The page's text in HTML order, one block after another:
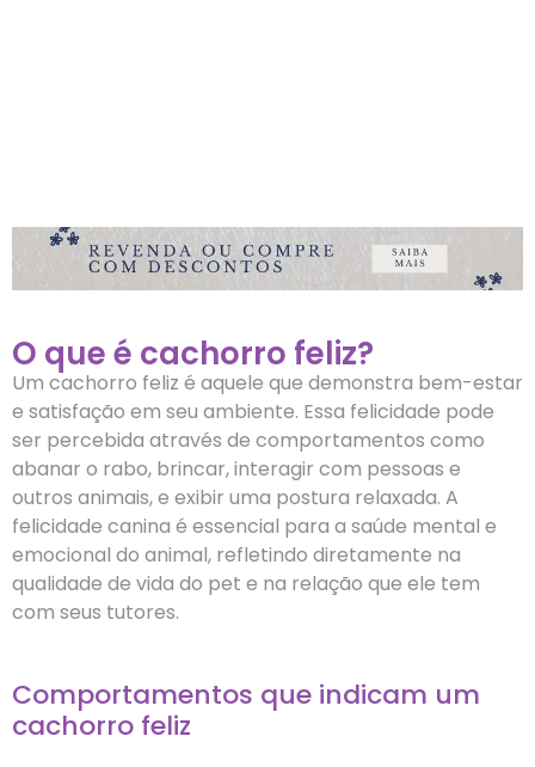
O que é cachorro feliz?
Um cachorro feliz é aquele que demonstra bem-estar
e satisfação em seu ambiente. Essa felicidade pode
ser percebida através de comportamentos como
abanar o rabo, brincar, interagir com pessoas e
outros animais, e exibir uma postura relaxada. A
felicidade canina é essencial para a saúde mental e
emocional do animal, refletindo diretamente na
qualidade de vida do pet e na relação que ele tem
com seus tutores.
Comportamentos que indicam um
cachorro feliz